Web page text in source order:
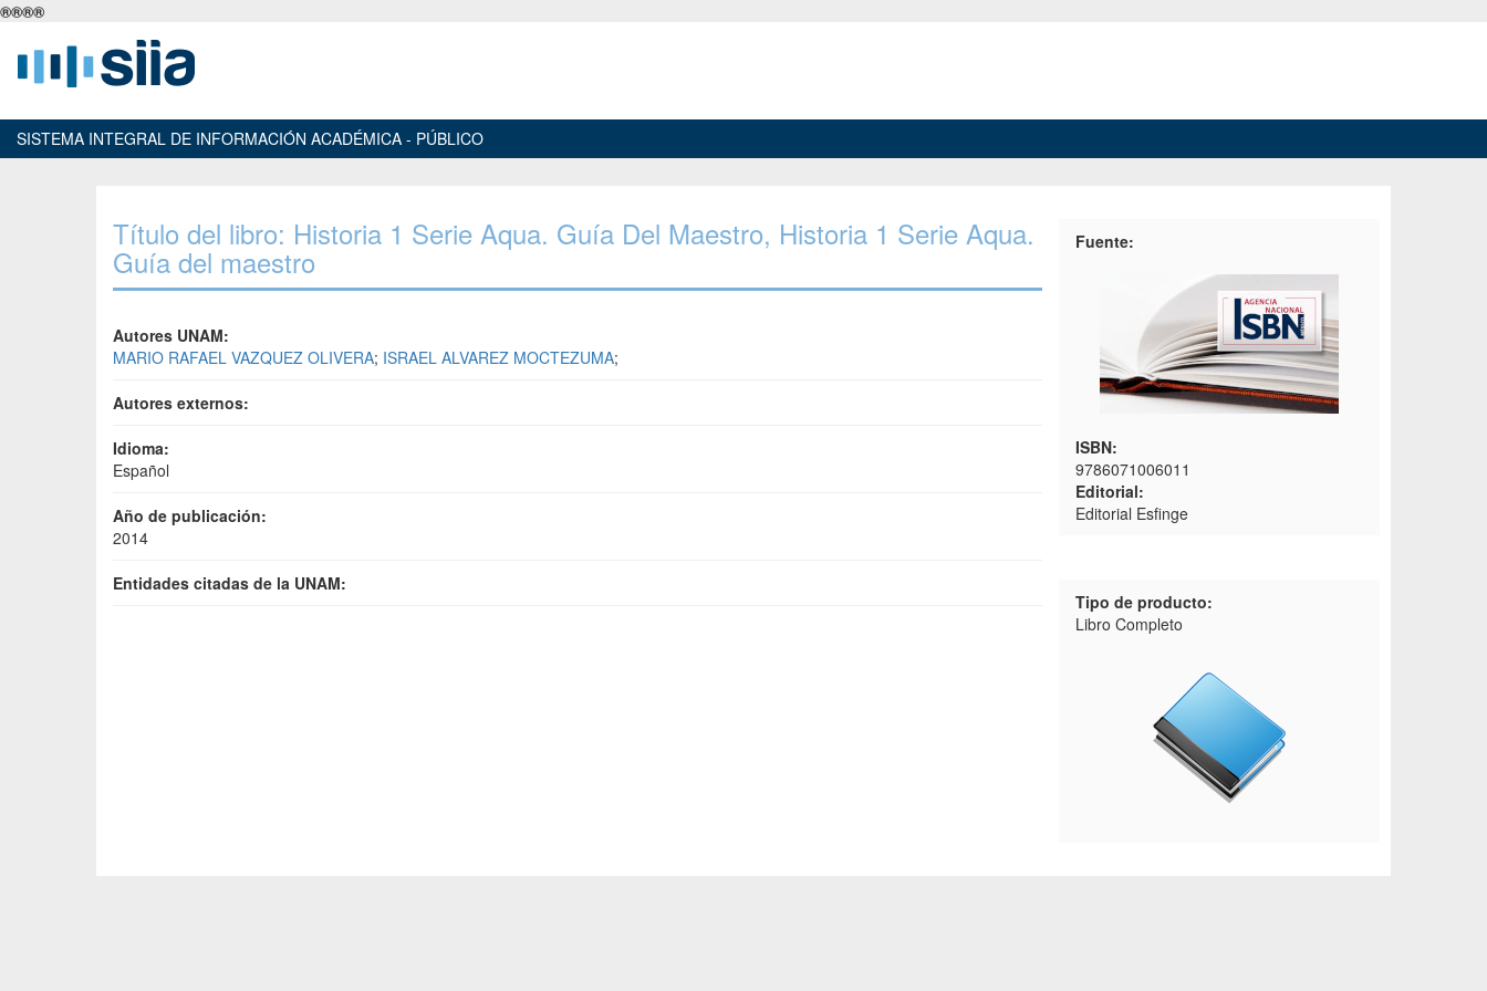
®®®®
SISTEMA INTEGRAL DE INFORMACIÓN ACADÉMICA - PÚBLICO
Título del libro: Historia 1 Serie Aqua. Guía Del Maestro, Historia 1 Serie Aqua.
Guía del maestro
Autores UNAM:
MARIO RAFAEL VAZQUEZ OLIVERA; ISRAEL ALVAREZ MOCTEZUMA;
Autores externos:
Idioma:
Español
Año de publicación:
2014
Entidades citadas de la UNAM:
Fuente:
ISBN:
9786071006011
Editorial:
Editorial Esfinge
Tipo de producto:
Libro Completo